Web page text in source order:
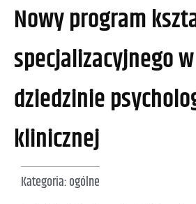
Nowy program
specjalizacyjnego w
dziedzinie
klinicznej
Kategoria:ogólne